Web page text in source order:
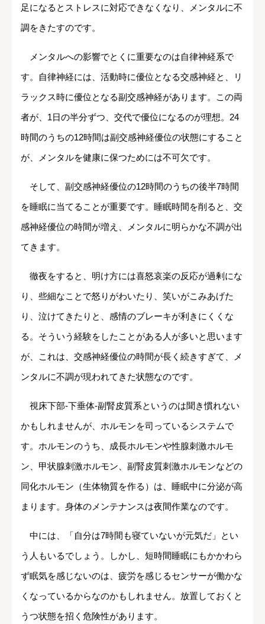
足になるとストレスに対応できなくなり、メンタルに不
調をきたすのです。
メンタルへの影響でとくに重要なのは自律神経系で
す。自律神経には、活動時に優位となる交感神経と、リ
ラックス時に優位となる副交感神経があります。この両
者が、1日の半分ずつ、交代で優位になるのが理想。24
時間のうちの12時間は副交感神経優位の状態にすること
が、メンタルを健康に保つためには不可欠です。
そして、副交感神経優位の12時間のうちの後半7時間
を睡眠に当てることが重要です。睡眠時間を削ると、交
感神経優位の時間が増え、メンタルに明らかな不調が出
てきます。
徹夜をすると、明け方には喜怒哀楽の反応が過剰にな
り、些細なことで怒りがわいたり、笑いがこみあげた
り、泣けてきたりと、感情のブレーキが利きにくくな
る。そういう経験をしたことがある人が多いと思います
が、これは、交感神経優位の時間が長く続きすぎて、メ
ンタルに不調が現われてきた状態なのです。
視床下部-下垂体-副腎皮質系というのは聞き慣れない
かもしれませんが、ホルモンを司っているシステムで
す。ホルモンのうち、成長ホルモンや性腺刺激ホルモ
ン、甲状腺刺激ホルモン、副腎皮質刺激ホルモンなどの
同化ホルモン（生体物質を作る）は、睡眠中に分泌が高
まります。身体のメンテナンスは夜間作業なのです。
中には、「自分は7時間も寝ていないが元気だ」とい
う人もいるでしょう。しかし、短時間睡眠にもかかわら
ず眠気を感じないのは、疲労を感じるセンサーが働かな
くなっているからなのかもしれません。放置しておくと
うつ状態を招く危険性があります。